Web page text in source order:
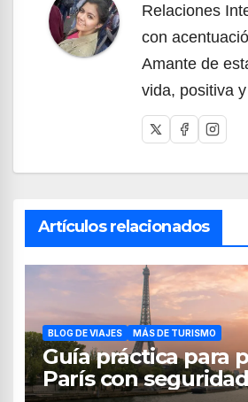
Relaciones
con
Amante de
vida, positiva
Artículos relacionados
BLOG DE VIAJES MÁS DE TURISMO
Guía práctica para
París con seguridad